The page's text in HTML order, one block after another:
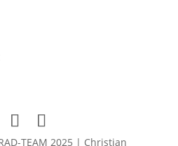
TEAM 2025 | Christian